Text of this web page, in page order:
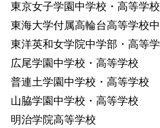
東京女子学園中学校・高等学校
東海大学付属高輪台高等学校
東洋英和女学院中学部・高等
広尾学園中学校・高等学校
普連土学園中学校・高等学校
山脇学園中学校・高等学校
明治学院高等学校